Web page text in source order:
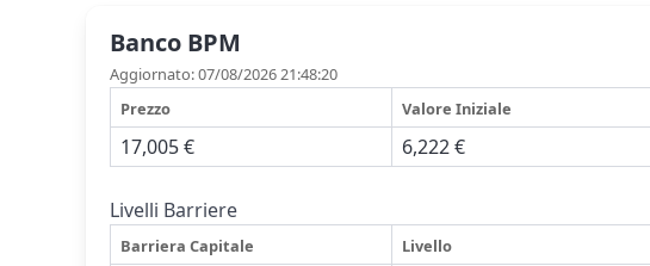
Banco BPM
Aggiornato: 07/08/2026 21:48:20
Prezzo
Valore Iniziale
17,005 € 6,222 €
Livelli Barriere
Barriera Capitale Livello